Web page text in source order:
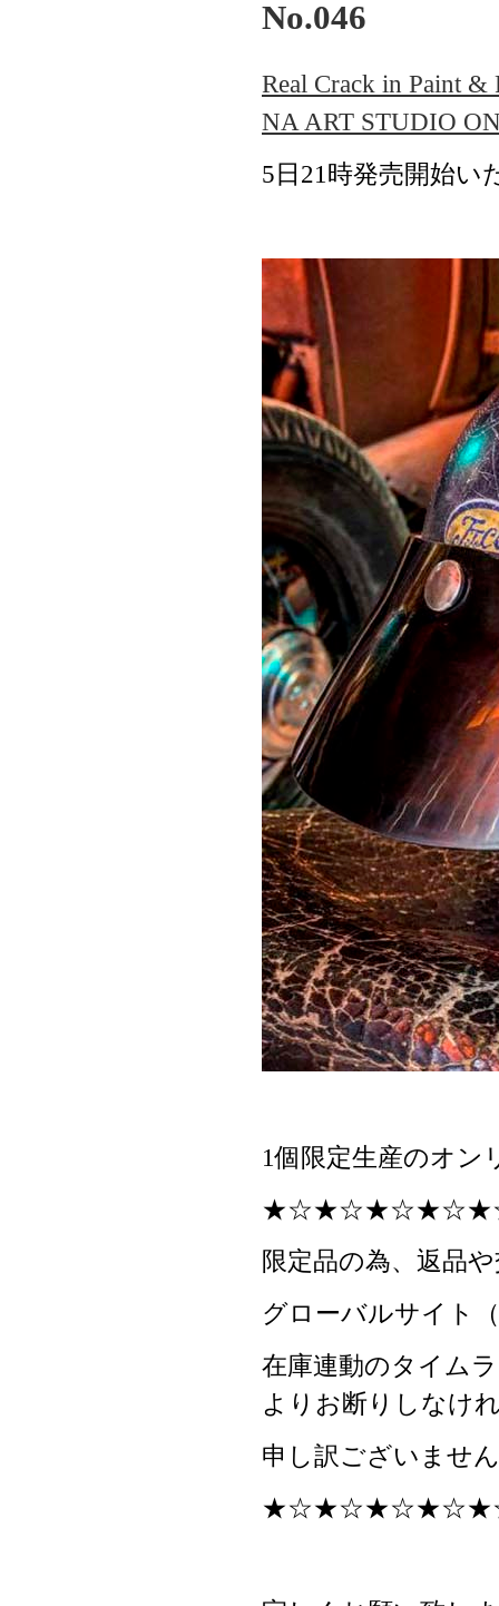
No.046
Real Crack in Paint &
NA ART STUDIO
5日21時発売開始い
1個限定生産のオン
限定品の為、返品
グローバルサイト
在庫連動のタイム
よりお断りしなけ
申し訳ございませ